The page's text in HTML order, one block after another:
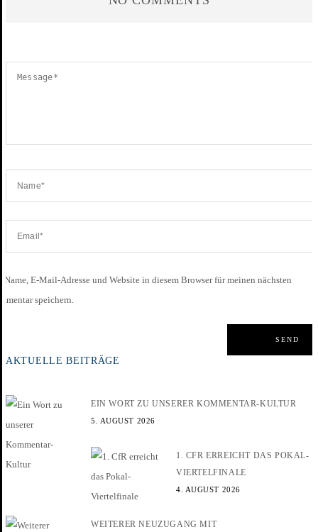
Name, E-Mail-Adresse und Website in diesem Browser für meinen nächsten
speichern.
AKTUELLE BEITRÄGE
EIN WORT ZU UNSERER KOMMENTAR-KULTUR
5. AUGUST 2026
1. CFR ERREICHT DAS POKAL-
VIERTELFINALE
4. AUGUST 2026
WEITERER NEUZUGANG MIT